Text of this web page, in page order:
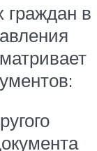
граждан в